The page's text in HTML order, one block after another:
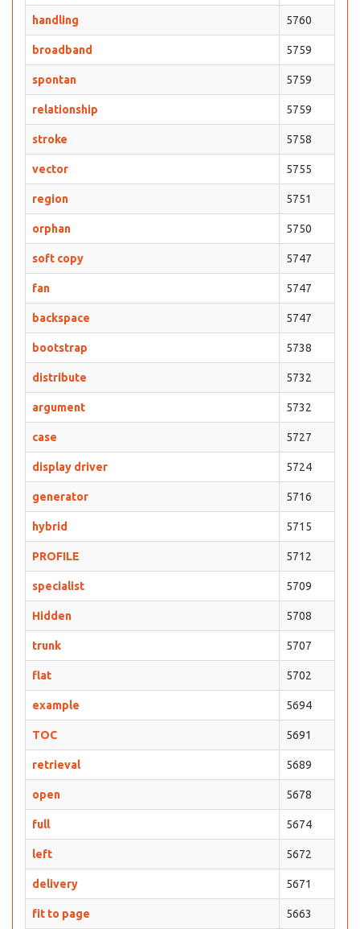
handling 5760
broadband 5759
spontan 5759
relationship 5759
stroke 5758
vector 5755
region 5751
orphan 5750
soft copy 5747
fan 5747
backspace 5747
bootstrap 5738
distribute 5732
argument 5732
case 5727
display driver 5724
generator 5716
hybrid 5715
PROFILE 5712
specialist 5709
Hidden 5708
trunk 5707
flat 5702
example 5694
TOC 5691
retrieval 5689
open 5678
full 5674
left 5672
delivery 5671
fit to page 5663